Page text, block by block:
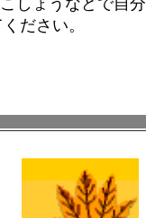
しょうなどで自分
ださい。